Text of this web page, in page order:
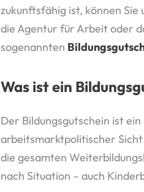
zukunftsfähig ist, können
die Agentur für Arbeit oder
sogenannten
Was ist ein
Der Bildungsgutschein ist
arbeitsmarktpolitischer
die gesamten
nach Situation – auch